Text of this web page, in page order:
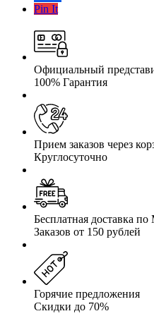
Pin It
Официальный
100% Гарантия
Прием заказов через
Круглосуточно
Бесплатная доставка
Заказов от 150 рублей
Горячие предложения
Скидки до 70%